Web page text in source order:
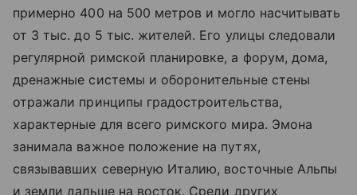
примерно 400 на 500 метров и могло насчитывать
от 3 тыс. до 5 тыс. жителей. Его улицы следовали
регулярной римской планировке, а форум, дома,
дренажные системы и оборонительные стены
отражали принципы градостроительства,
характерные для всего римского мира. Эмона
занимала важное положение на путях,
связывавших северную Италию, восточные Альпы
и земли дальше на восток. Среди других